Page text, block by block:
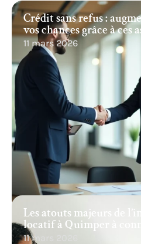
Crédit sans refus :
vos chances grâce à ces
11 mars 2026
Les atouts majeurs de
locatif à Quimper à
11 mars 2026